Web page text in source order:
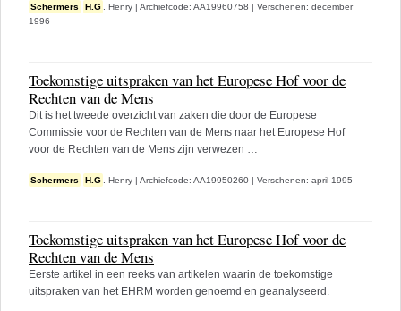
Schermers H.G . Henry | Archiefcode: AA19960758 | Verschenen: december
1996
Toekomstige uitspraken van het Europese Hof voor de
Rechten van de Mens
Dit is het tweede overzicht van zaken die door de Europese
Commissie voor de Rechten van de Mens naar het Europese Hof
voor de Rechten van de Mens zijn verwezen …
Schermers H.G . Henry | Archiefcode: AA19950260 | Verschenen: april 1995
Toekomstige uitspraken van het Europese Hof voor de
Rechten van de Mens
Eerste artikel in een reeks van artikelen waarin de toekomstige
uitspraken van het EHRM worden genoemd en geanalyseerd.